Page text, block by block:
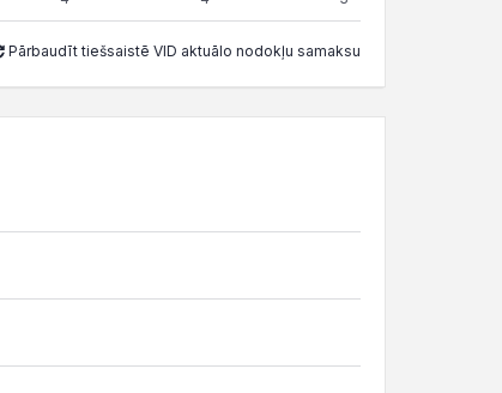
Pārbaudīt tiešsaistē VID aktuālo nodokļu samaksu